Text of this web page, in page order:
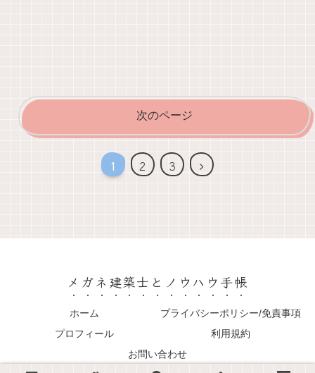
次のページ
1 2 3
次
メガネ建築士とノウハウ手帳
ホーム
プライバシーポリシー/免責事項
プロフィール
利用規約
お問い合わせ